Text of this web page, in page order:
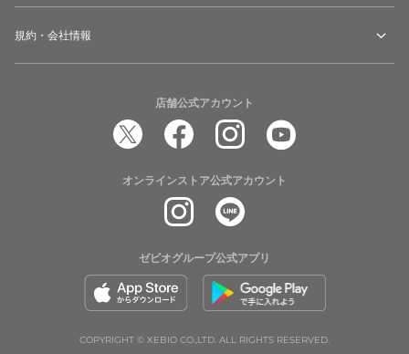
規約・会社情報
店舗公式アカウント
オンラインストア公式アカウント
ゼビオグループ公式アプリ
COPYRIGHT © XEBIO CO.,LTD. ALL RIGHTS RESERVED.